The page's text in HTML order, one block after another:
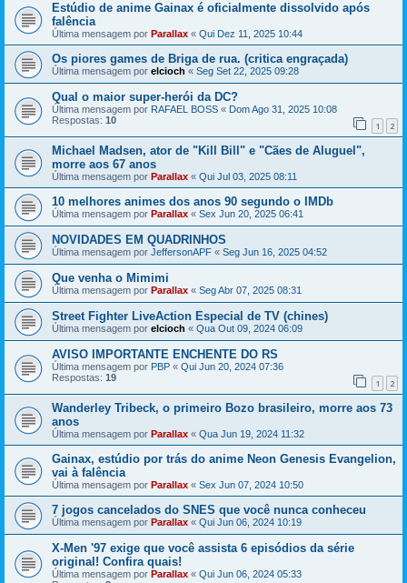
Estúdio de anime Gainax é oficialmente dissolvido após
falência
Última mensagem por Parallax « Qui Dez 11, 2025 10:44
Os piores games de Briga de rua. (critica engraçada)
Última mensagem por elcioch « Seg Set 22, 2025 09:28
Qual o maior super-herói da DC?
Última mensagem por RAFAEL BOSS « Dom Ago 31, 2025 10:08
Respostas: 10 1 2
Michael Madsen, ator de "Kill Bill" e "Cães de Aluguel",
morre aos 67 anos
Última mensagem por Parallax « Qui Jul 03, 2025 08:11
10 melhores animes dos anos 90 segundo o IMDb
Última mensagem por Parallax « Sex Jun 20, 2025 06:41
NOVIDADES EM QUADRINHOS
Última mensagem por JeffersonAPF « Seg Jun 16, 2025 04:52
Que venha o Mimimi
Última mensagem por Parallax « Seg Abr 07, 2025 08:31
Street Fighter LiveAction Especial de TV (chines)
Última mensagem por elcioch « Qua Out 09, 2024 06:09
AVISO IMPORTANTE ENCHENTE DO RS
Última mensagem por PBP « Qui Jun 20, 2024 07:36
Respostas: 19 1 2
Wanderley Tribeck, o primeiro Bozo brasileiro, morre aos 73
anos
Última mensagem por Parallax « Qua Jun 19, 2024 11:32
Gainax, estúdio por trás do anime Neon Genesis Evangelion,
vai à falência
Última mensagem por Parallax « Sex Jun 07, 2024 10:50
7 jogos cancelados do SNES que você nunca conheceu
Última mensagem por Parallax « Qui Jun 06, 2024 10:19
X-Men '97 exige que você assista 6 episódios da série
original! Confira quais!
Última mensagem por Parallax « Qui Jun 06, 2024 05:33